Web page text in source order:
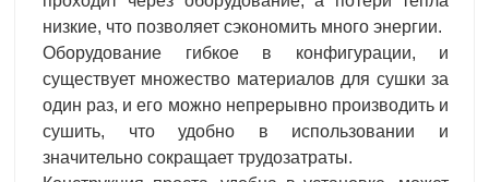
низкие, что позволяет сэкономить много энергии.
Оборудование гибкое в конфигурации, и
существует множество материалов для сушки за
один раз, и его можно непрерывно производить и
сушить, что удобно в использовании и
значительно сокращает трудозатраты.